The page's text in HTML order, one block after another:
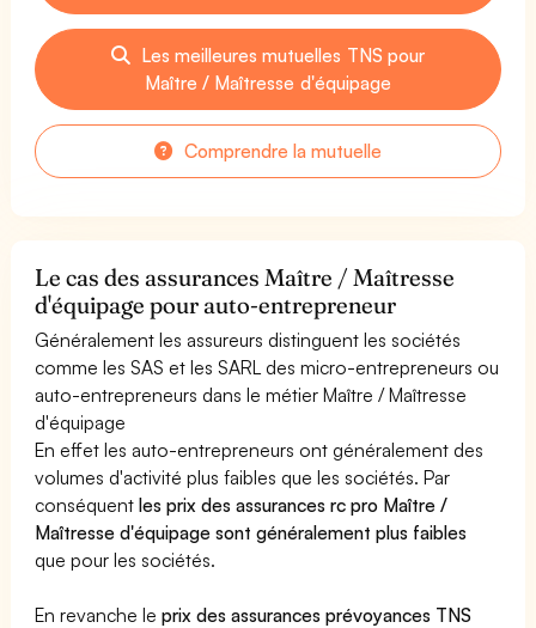
Les meilleures mutuelles TNS pour
Maître / Maîtresse d'équipage
Comprendre la mutuelle
Le cas des assurances Maître / Maîtresse
d'équipage pour auto-entrepreneur
Généralement les assureurs distinguent les sociétés
comme les SAS et les SARL des micro-entrepreneurs ou
auto-entrepreneurs dans le métier Maître / Maîtresse
d'équipage
En effet les auto-entrepreneurs ont généralement des
volumes d'activité plus faibles que les sociétés. Par
conséquentles prix des assurances rc pro Maître /
Maîtresse d'équipage sont généralement plus faibles
que pour les sociétés.
En revanche leprix des assurances prévoyances TNS